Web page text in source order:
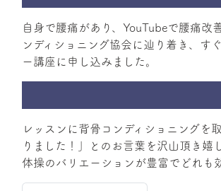
自身で腰痛があり、YouTubeで腰痛改
ンディショニング協会に辿り着き、す
ー講座に申し込みました。
レッスンに背骨コンディショニングを
りました！」とのお言葉を沢山頂き嬉
体操のバリエーションが豊富でどれも